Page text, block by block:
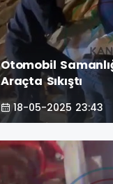
Otomobil
Araçta Sıkıştı
18-05-2025 23:43